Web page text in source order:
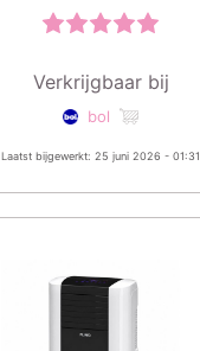
Verkrijgbaar bij
bol
Laatst bijgewerkt: 25 juni 2026 - 01:31